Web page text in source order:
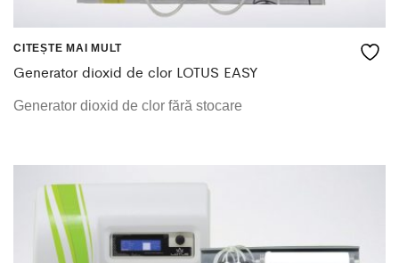
CITEȘTE MAI MULT
Generator dioxid de clor LOTUS EASY
Generator dioxid de clor fără stocare